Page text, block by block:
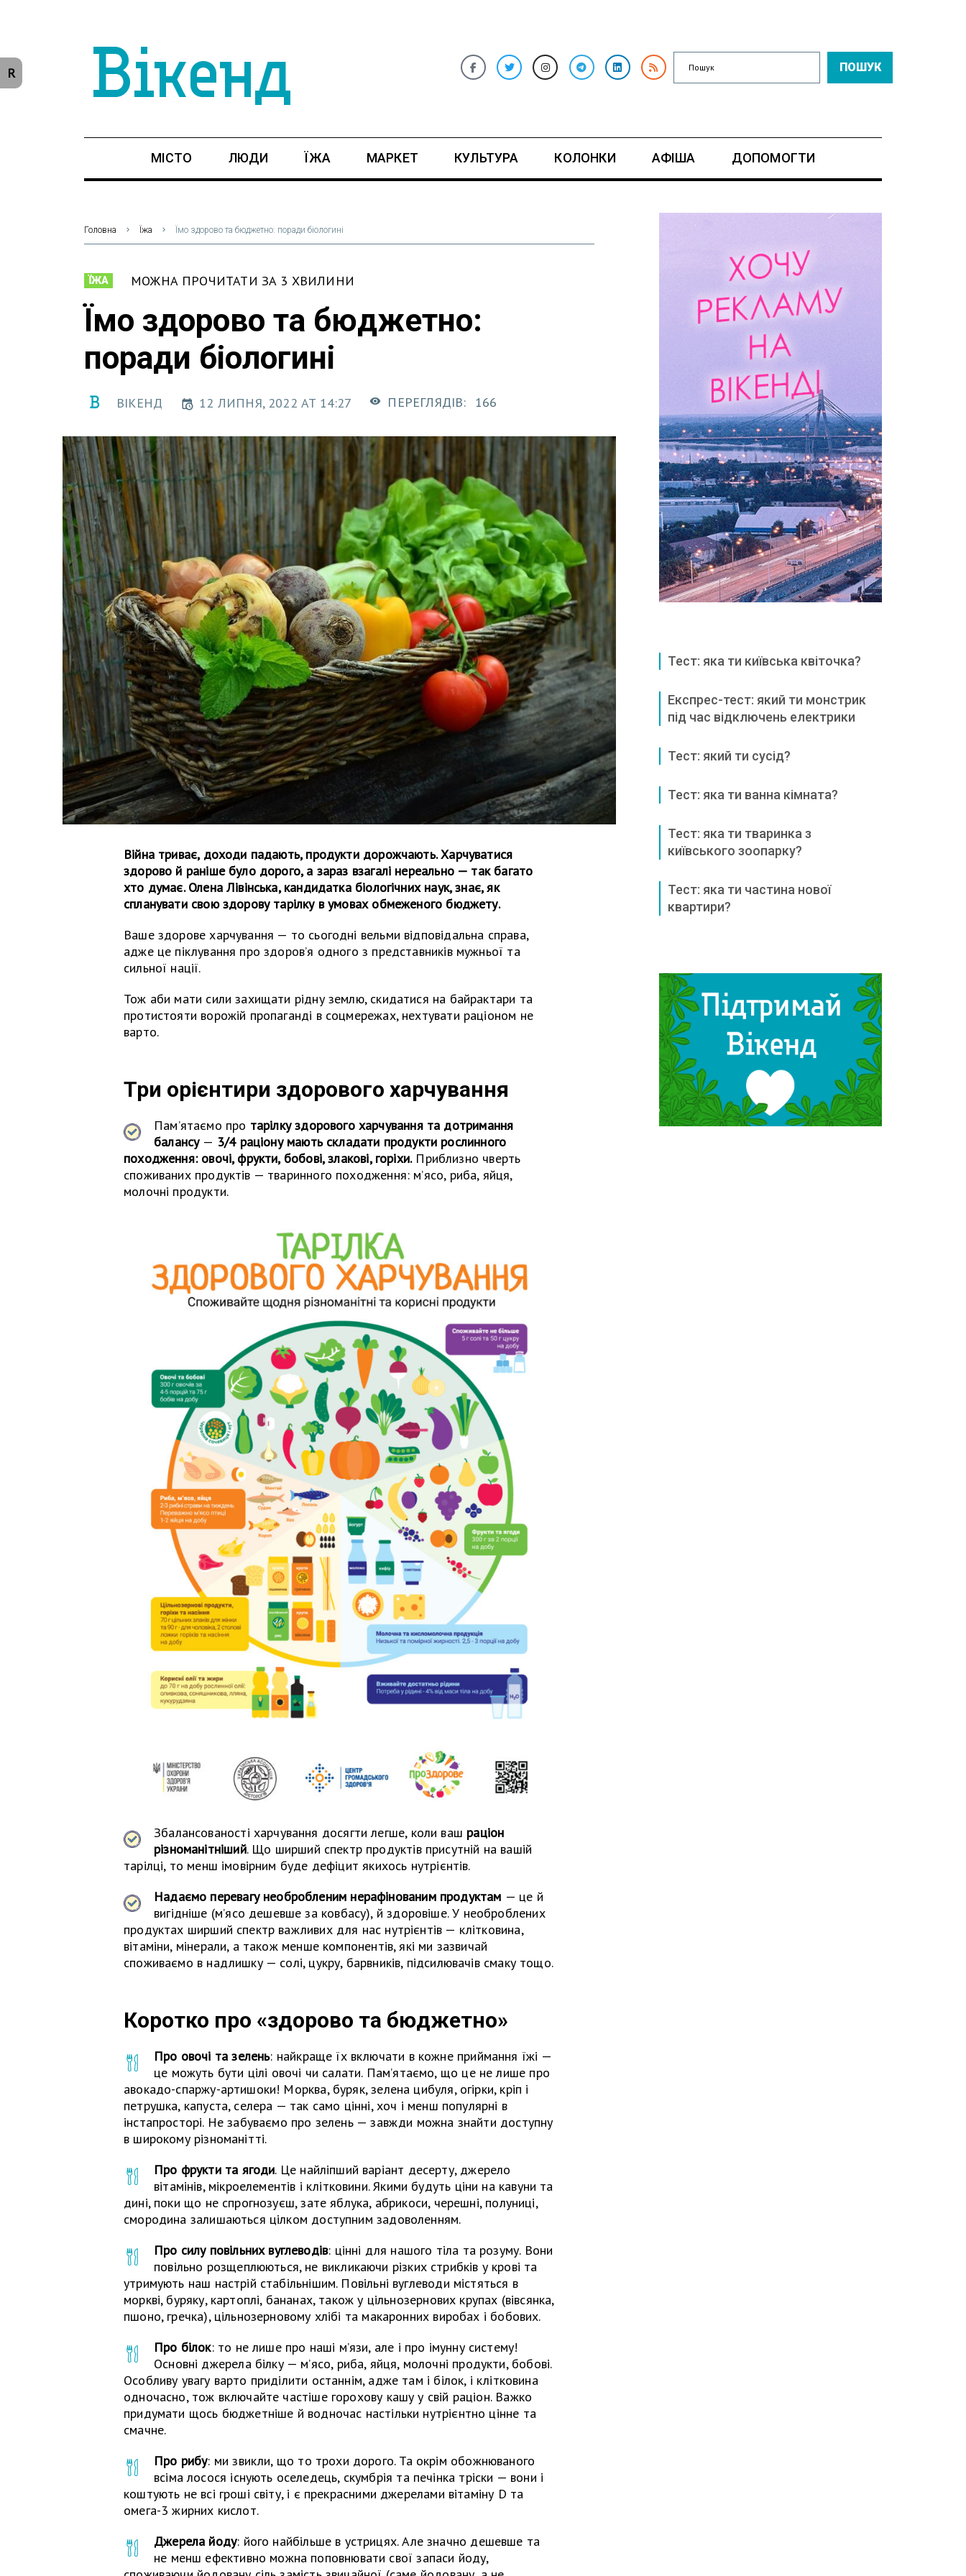
ПОШУК
МІСТО ЛЮДИ ЇЖА МАРКЕТ КУЛЬТУРА КОЛОНКИ АФІША ДОПОМОГТИ
Головна Їжа Їмо здорово та бюджетно: поради біологині
ЇЖА МОЖНА ПРОЧИТАТИ ЗА 3 ХВИЛИНИ
Їмо здорово та бюджетно:
поради біологині
ВІКЕНД 12 ЛИПНЯ, 2022 AT 14:27 ПЕРЕГЛЯДІВ: 166
Війна триває, доходи падають, продукти дорожчають. Харчуватися
здорово й раніше було дорого, а зараз взагалі нереально — так багато
хто думає. Олена Лівінська, кандидатка біологічних наук, знає, як
спланувати свою здорову тарілку в умовах обмеженого бюджету.
Ваше здорове харчування — то сьогодні вельми відповідальна справа,
адже це піклування про здоров’я одного з представників мужньої та
сильної нації.
Тож аби мати сили захищати рідну землю, скидатися на байрактари та
протистояти ворожій пропаганді в соцмережах, нехтувати раціоном не
варто.
Три орієнтири здорового харчування
Пам’ятаємо про тарілку здорового харчування та дотримання
балансу — 3/4 раціону мають складати продукти рослинного
походження: овочі, фрукти, бобові, злакові, горіхи.Приблизно чверть
споживаних продуктів — тваринного походження: м’ясо, риба, яйця,
молочні продукти.
Збалансованості харчування досягти легше, коли ваш раціон
різноманітніший. Що ширший спектр продуктів присутній на вашій
тарілці, то менш імовірним буде дефіцит якихось нутрієнтів.
Надаємо перевагу необробленим нерафінованим продуктам — це й
вигідніше (м’ясо дешевше за ковбасу), й здоровіше. У необроблених
продуктах ширший спектр важливих для нас нутрієнтів — клітковина,
вітаміни, мінерали, а також менше компонентів, які ми зазвичай
споживаємо в надлишку — солі, цукру, барвників, підсилювачів смаку тощо.
Коротко про «здорово та бюджетно»
Про овочі та зелень: найкраще їх включати в кожне приймання їжі —
це можуть бути цілі овочі чи салати. Пам’ятаємо, що це не лише про
авокадо-спаржу-артишоки! Морква, буряк, зелена цибуля, огірки, кріп і
петрушка, капуста, селера — так само цінні, хоч і менш популярні в
інстапросторі. Не забуваємо про зелень — завжди можна знайти доступну
в широкому різноманітті.
Про фрукти та ягоди. Це найліпший варіант десерту, джерело
вітамінів, мікроелементів і клітковини. Якими будуть ціни на кавуни та
дині, поки що не спрогнозуєш, зате яблука, абрикоси, черешні, полуниці,
смородина залишаються цілком доступним задоволенням.
Про силу повільних вуглеводів: цінні для нашого тіла та розуму. Вони
повільно розщеплюються, не викликаючи різких стрибків у крові та
утримують наш настрій стабільнішим. Повільні вуглеводи містяться в
моркві, буряку, картоплі, бананах, також у цільнозернових крупах (вівсянка,
пшоно, гречка), цільнозерновому хлібі та макаронних виробах і бобових.
Про білок: то не лише про наші м’язи, але і про імунну систему!
Основні джерела білку — м’ясо, риба, яйця, молочні продукти, бобові.
Особливу увагу варто приділити останнім, адже там і білок, і клітковина
одночасно, тож включайте частіше горохову кашу у свій раціон. Важко
придумати щось бюджетніше й водночас настільки нутрієнтно цінне та
смачне.
Про рибу: ми звикли, що то трохи дорого. Та окрім обожнюваного
всіма лосося існують оселедець, скумбрія та печінка тріски — вони і
коштують не всі гроші світу, і є прекрасними джерелами вітаміну D та
омега-3 жирних кислот.
Джерела йоду: його найбільше в устрицях. Але значно дешевше та
не менш ефективно можна поповнювати свої запаси йоду,
Тест: яка ти київська квіточка?
Експрес-тест: який ти монстрик
під час відключень електрики
Тест: який ти сусід?
Тест: яка ти ванна кімната?
Тест: яка ти тваринка з
київського зоопарку?
Тест: яка ти частина нової
квартири?
R